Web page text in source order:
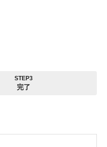
STEP3
完了